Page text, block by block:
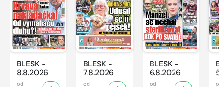
BLESK -
8.8.2026
od
BLESK -
7.8.2026
od
BLESK -
6.8.2026
od